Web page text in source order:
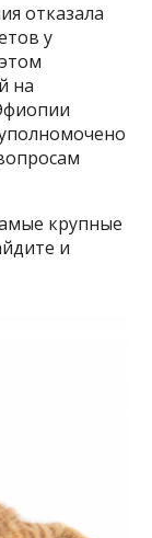
отказала
у
на
крупные
и